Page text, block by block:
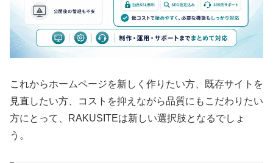
これからホームページを新しく作りたい方、既存サイトを
見直したい方、コストを抑えながら品質にもこだわりたい
方にとって、RAKUSITEは新しい選択肢となるでしょ
う。